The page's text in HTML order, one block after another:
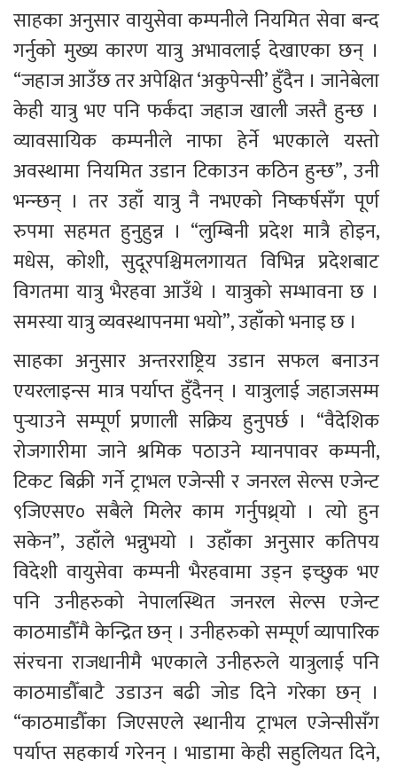
साहका अनुसार वायुसेवा कम्पनीले नियमित सेवा बन्द
गर्नुको मुख्य कारण यात्रु अभावलाई देखाएका छन् ।
“जहाज आउँछ तर अपेक्षित ‘अकुपेन्सी’ हुँदैन । जानेबेला
केही यात्रु भए पनि फर्कंदा जहाज खाली जस्तै हुन्छ ।
व्यावसायिक कम्पनीले नाफा हेर्ने भएकाले यस्तो
अवस्थामा नियमित उडान टिकाउन कठिन हुन्छ”, उनी
भन्न्छन् । तर उहाँ यात्रु नै नभएको निष्कर्षसँग पूर्ण
रुपमा सहमत हुनुहुन्न । “लुम्बिनी प्रदेश मात्रै होइन,
मधेस, कोशी, सुदूरपश्चिमलगायत विभिन्न प्रदेशबाट
विगतमा यात्रु भैरहवा आउँथे । यात्रुको सम्भावना छ ।
समस्या यात्रु व्यवस्थापनमा भयो”, उहाँको भनाइ छ ।
साहका अनुसार अन्तरराष्ट्रिय उडान सफल बनाउन
एयरलाइन्स मात्र पर्याप्त हुँदैनन् । यात्रुलाई जहाजसम्म
पुर्‍याउने सम्पूर्ण प्रणाली सक्रिय हुनुपर्छ । “वैदेशिक
रोजगारीमा जाने श्रमिक पठाउने म्यानपावर कम्पनी,
टिकट बिक्री गर्ने ट्राभल एजेन्सी र जनरल सेल्स एजेन्ट
९जिएसए० सबैले मिलेर काम गर्नुपथ्र्यो । त्यो हुन
सकेन”, उहाँले भन्नुभयो । उहाँका अनुसार कतिपय
विदेशी वायुसेवा कम्पनी भैरहवामा उड्न इच्छुक भए
पनि उनीहरुको नेपालस्थित जनरल सेल्स एजेन्ट
काठमाडौँमै केन्द्रित छन् । उनीहरुको सम्पूर्ण व्यापारिक
संरचना राजधानीमै भएकाले उनीहरुले यात्रुलाई पनि
काठमाडौँबाटै उडाउन बढी जोड दिने गरेका छन् ।
“काठमाडौँका जिएसएले स्थानीय ट्राभल एजेन्सीसँग
पर्याप्त सहकार्य गरेनन् । भाडामा केही सहुलियत दिने,